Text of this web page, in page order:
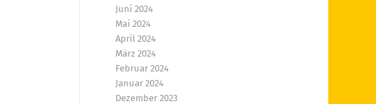
Juni 2024
Mai 2024
April 2024
März 2024
Februar 2024
Januar 2024
Dezember 2023